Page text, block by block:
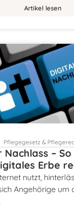
Artikel lesen
Pflegegesetz &
– So
Erbe
nutzt,
Angehörige um